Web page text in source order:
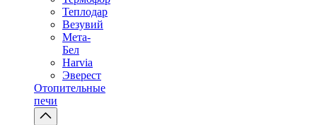
Теплодар
Везувий
Мета-
Бел
Harvia
Эверест
Отопительные
печи